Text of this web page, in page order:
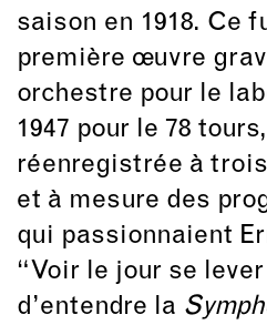
saison en 1918. Ce
première œuvre
orchestre pour le
1947 pour le 78
réenregistrée à
et à mesure des
qui passionnaient
“Voir le jour se
d’entendre la